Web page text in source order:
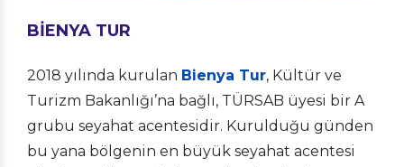
BİENYA TUR
2018 yılında kurulan Bienya Tur, Kültür ve
Turizm Bakanlığı’na bağlı, TÜRSAB üyesi bir A
grubu seyahat acentesidir. Kurulduğu günden
bu yana bölgenin en büyük seyahat acentesi